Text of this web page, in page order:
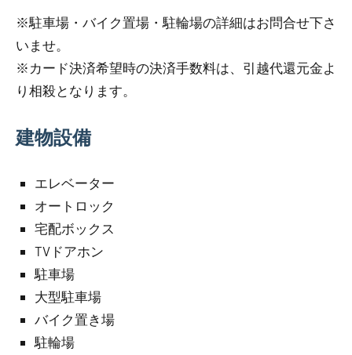
※駐車場・バイク置場・駐輪場の詳細はお問合せ下さ
いませ。
※カード決済希望時の決済手数料は、引越代還元金よ
り相殺となります。
建物設備
エレベーター
オートロック
宅配ボックス
TVドアホン
駐車場
大型駐車場
バイク置き場
駐輪場